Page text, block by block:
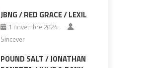
JBNG / RED GRACE / LEXIL
1 novembre 2024
Sincever
POUND SALT / JONATHAN